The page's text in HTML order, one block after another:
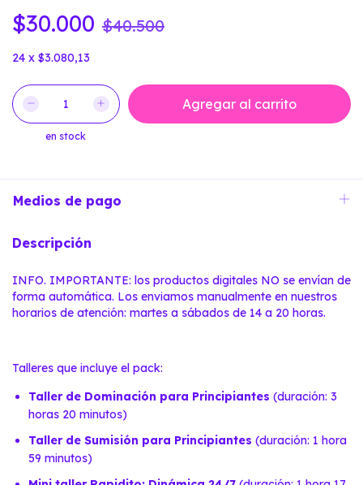
$30.000 $40.500
24 x $3.080,13
en stock
Medios de pago
Descripción
INFO. IMPORTANTE: los productos digitales NO se envían de
forma automática. Los enviamos manualmente en nuestros
horarios de atención: martes a sábados de 14 a 20 horas.
Talleres que incluye el pack:
Taller de Dominación para Principiantes (duración: 3
horas 20 minutos)
Taller de Sumisión para Principiantes (duración: 1 hora
59 minutos)